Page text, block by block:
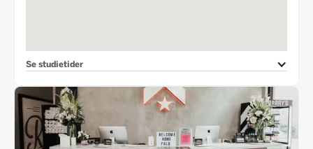
Se studietider